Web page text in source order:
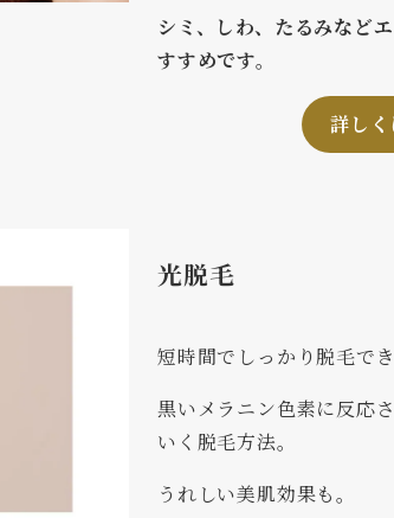
シミ、しわ、たるみなど
すすめです。
詳し
光脱毛
短時間でしっかり脱毛で
黒いメラニン色素に反応
いく脱毛方法。
うれしい美肌効果も。